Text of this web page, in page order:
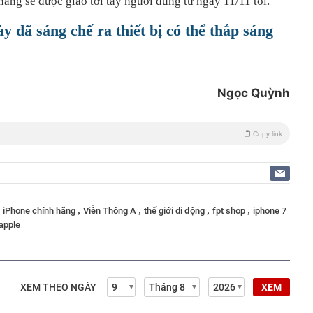
đã sáng chế ra thiết bị có thể thắp sáng
Ngọc Quỳnh
Copy link
iPhone chính hãng , Viễn Thông A , thế giới di động , fpt shop , iphone 7
XEM THEO NGÀY XEM